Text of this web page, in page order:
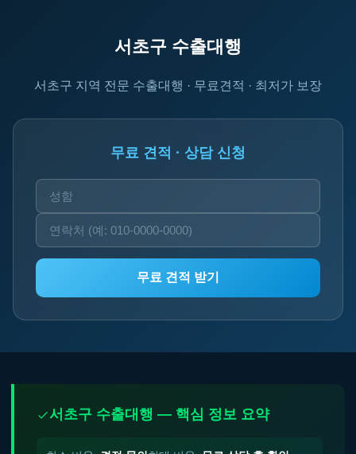
서초구 수출대행
서초구 지역 전문 수출대행 · 무료견적 · 최저가 보장
무료 견적 · 상담 신청
무료 견적 받기
서초구 수출대행 — 핵심 정보 요약